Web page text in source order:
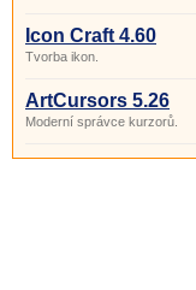
Icon Craft 4.60
Tvorba ikon.
ArtCursors 5.26
Moderní správce kurzorů.